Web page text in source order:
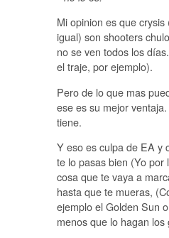
Mi opinion es que
igual) son shooters
no se ven todos los
el traje, por ejemplo).
Pero de lo que mas
ese es su mejor
tiene.
Y eso es culpa de EA y
te lo pasas bien (Yo
cosa que te vaya a
hasta que te mueras,
ejemplo el Golden Sun
menos que lo hagan los